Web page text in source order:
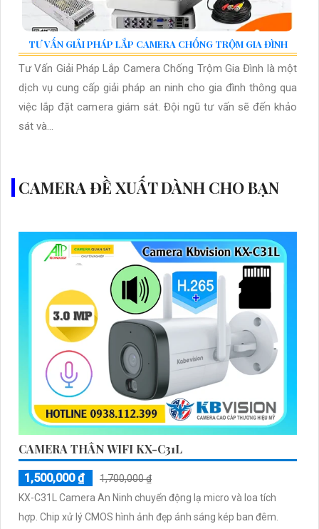
TƯ VẤN GIẢI PHÁP LẮP CAMERA CHỐNG TRỘM GIA ĐÌNH
Tư Vấn Giải Pháp Lắp Camera Chống Trộm Gia Đình là một
dịch vụ cung cấp giải pháp an ninh cho gia đình thông qua
việc lắp đặt camera giám sát. Đội ngũ tư vấn sẽ đến khảo
sát và...
CAMERA ĐỀ XUẤT DÀNH CHO BẠN
CAMERA THÂN WIFI KX-C31L
1,500,000 ₫
1,700,000 ₫
KX-C31L Camera An Ninh chuyển động lạ micro và loa tích
hợp. Chip xử lý CMOS hình ảnh đẹp ánh sáng kép ban đêm.